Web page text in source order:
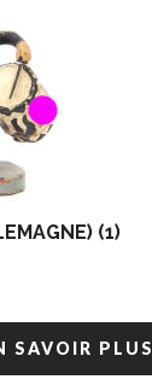
(1)
SAVOIR PLUS